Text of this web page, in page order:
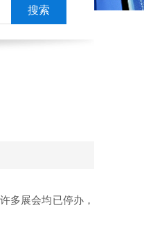
多展会均已停办，